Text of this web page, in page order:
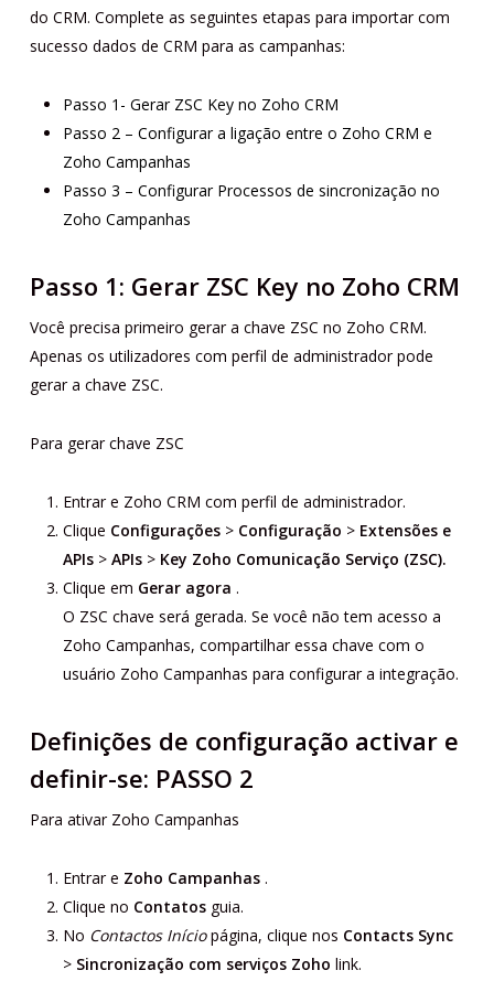
do CRM. Complete as seguintes etapas para importar com
sucesso dados de CRM para as campanhas:
Passo 1- Gerar ZSC Key no Zoho CRM
Passo 2 – Configurar a ligação entre o Zoho CRM e
Zoho Campanhas
Passo 3 – Configurar Processos de sincronização no
Zoho Campanhas
Passo 1: Gerar ZSC Key no Zoho CRM
Você precisa primeiro gerar a chave ZSC no Zoho CRM.
Apenas os utilizadores com perfil de administrador pode
gerar a chave ZSC.
Para gerar chave ZSC
Entrar e Zoho CRM com perfil de administrador.
Clique Configurações> Configuração > Extensões e
APIs> APIs> Key Zoho Comunicação Serviço (ZSC).
Clique em Gerar agora .
O ZSC chave será gerada. Se você não tem acesso a
Zoho Campanhas, compartilhar essa chave com o
usuário Zoho Campanhas para configurar a integração.
Definições de configuração activar e
definir-se: PASSO 2
Para ativar Zoho Campanhas
Entrar e Zoho Campanhas.
Clique no Contatosguia.
No Contactos Iníciopágina, clique nos Contacts Sync
> Sincronização com serviços Zoho link.